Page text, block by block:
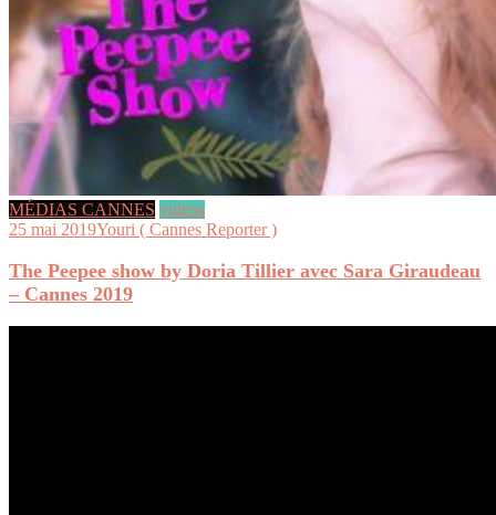
MÉDIAS CANNES videos
25 mai 2019Youri ( Cannes Reporter )
The Peepee show by Doria Tillier avec Sara Giraudeau
– Cannes 2019